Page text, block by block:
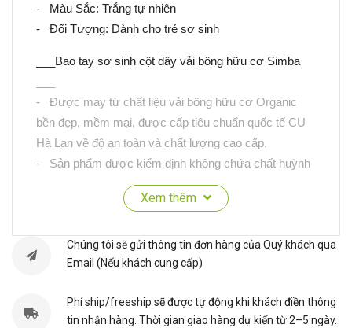
- Màu Sắc: Trắng tự nhiên
- Đối Tượng: Dành cho trẻ sơ sinh
___Bao tay sơ sinh cột dây vải bông hữu cơ Simba
- Được may từ chất liệu vải bông hữu cơ Organic
bền đẹp, mềm mại, được cấp tiêu chuẩn quốc tế CU
Hà Lan về độ an toàn và chất lượng cao cấp.
- Sản phẩm được kiểm định không chứa chất huỳnh
quang, không chứa chất Formaldehyde, không sử
dụng màu nhuộm, bảo đảm màu nguyên thủy của
- Chất liệu thấm hút mồ hôi tốt tạo sự thoải mái tối ưu
cho bé khi sử dụng.
tay bé 1 dễ dàng, tránh làm rớt bao tay mà vẫn không
Xem thêm
Chúng tôi sẽ gửi thông tin đơn hàng của Quý khách qua
Email (Nếu khách cung cấp)
Phí ship/freeship sẽ được tự động khi khách điền thông
tin nhận hàng. Thời gian giao hàng dự kiến từ 2–5 ngày.